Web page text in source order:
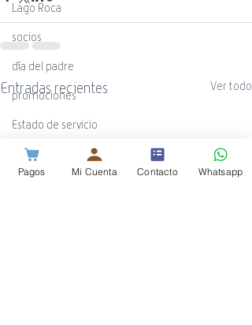
Lago Roca
socios
día del padre
promociones
Estado de servicio
Banda Negativa
Entradas recientes Ver todo
Pagos Mi Cuenta Contacto Whatsapp